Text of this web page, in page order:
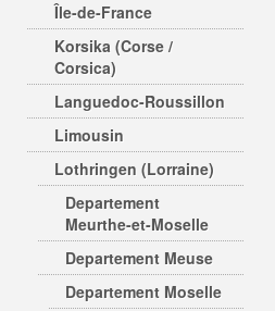
Île-de-France
Korsika (Corse /
Corsica)
Languedoc-Roussillon
Limousin
Lothringen (Lorraine)
Departement
Meurthe-et-Moselle
Departement Meuse
Departement Moselle